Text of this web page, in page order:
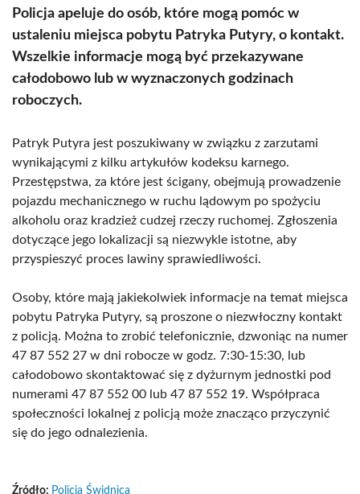
Policja apeluje do osób, które mogą pomóc w
ustaleniu miejsca pobytu Patryka Putyry, o kontakt.
Wszelkie informacje mogą być przekazywane
całodobowo lub w wyznaczonych godzinach
roboczych.
Patryk Putyra jest poszukiwany w związku z zarzutami
wynikającymi z kilku artykułów kodeksu karnego.
Przestępstwa, za które jest ścigany, obejmują prowadzenie
pojazdu mechanicznego w ruchu lądowym po spożyciu
alkoholu oraz kradzież cudzej rzeczy ruchomej. Zgłoszenia
dotyczące jego lokalizacji są niezwykle istotne, aby
przyspieszyć proces lawiny sprawiedliwości.
Osoby, które mają jakiekolwiek informacje na temat miejsca
pobytu Patryka Putyry, są proszone o niezwłoczny kontakt
z policją. Można to zrobić telefonicznie, dzwoniąc na numer
47 87 552 27 w dni robocze w godz. 7:30-15:30, lub
całodobowo skontaktować się z dyżurnym jednostki pod
numerami 47 87 552 00 lub 47 87 552 19. Współpraca
społeczności lokalnej z policją może znacząco przyczynić
się do jego odnalezienia.
Źródło: Policja Świdnica